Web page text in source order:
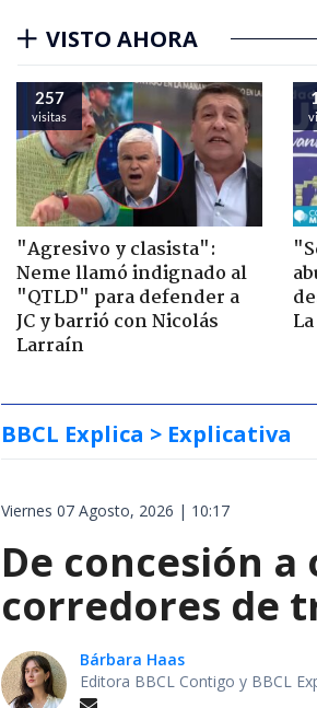
VISTO AHORA
257
visitas
"Agresivo y clasista":
Neme llamó indignado al
"QTLD" para defender a
JC y barrió con Nicolás
Larraín
BBCL Explica > Explicativa
Viernes 07 Agosto, 2026 | 10:17
De concesión
corredores de
Bárbara Haas
Editora BBCL Contigo y BBCL